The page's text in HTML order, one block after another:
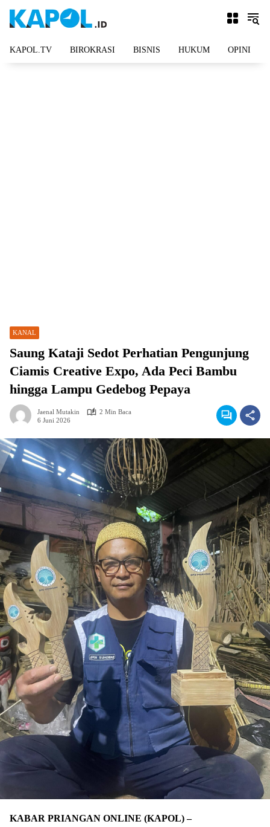
KAPOL.TV BIROKRASI BISNIS HUKUM OPINI
KANAL
Saung Kataji Sedot Perhatian Pengunjung
Ciamis Creative Expo, Ada Peci Bambu
hingga Lampu Gedebog Pepaya
Jaenal Mutakin
2 Min Baca
6 Juni 2026
KABAR PRIANGAN ONLINE (KAPOL) –